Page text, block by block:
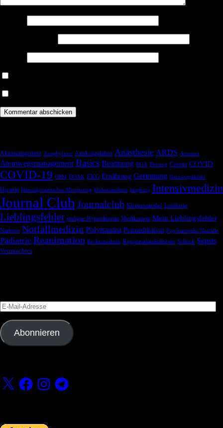
Akutmanagement Anaphylaxie Antikoagulation Anästhesie ARDS Atemnot
Atemwegsmanagement Basics Beatmung BGA Blutung Corona COVID
COVID-19 CRM DOAK EKG Ernährung Gerinnung Harnwegsinfekt
Heparin Hämodynamisches Monitoring Höhenmedizin Impfung Intensivmedizin
Journal Club Journalclub Klimawandel Leitlinie
Lieblingsfehler maligne Hyperthermie Medikament Mein Lieblingsfehler
Narkose Notfallmedizin Polytrauma Prämedikation Psychiatrische Notfälle
Pädiatrie Reanimation Rechtsmedizin Regionalanästhesie Schock Sepsis
Vermischtes
E-
Mail-
Adresse
Abonnieren
X FacebookInstagramTelegram